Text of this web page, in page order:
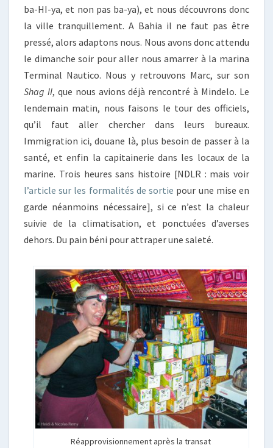
ba-HI-ya, et non pas ba-ya), et nous découvrons donc
la ville tranquillement. A Bahia il ne faut pas être
pressé, alors adaptons nous. Nous avons donc attendu
le dimanche soir pour aller nous amarrer à la marina
Terminal Nautico. Nous y retrouvons Marc, sur son
Shag II, que nous avions déjà rencontré à Mindelo. Le
lendemain matin, nous faisons le tour des officiels,
qu’il faut aller chercher dans leurs bureaux.
Immigration ici, douane là, plus besoin de passer à la
santé, et enfin la capitainerie dans les locaux de la
marine. Trois heures sans histoire [NDLR : mais voir
l’article sur les formalités de sortie pour une mise en
garde néanmoins nécessaire], si ce n’est la chaleur
suivie de la climatisation, et ponctuées d’averses
dehors. Du pain béni pour attraper une saleté.
Réapprovisionnement après la transat